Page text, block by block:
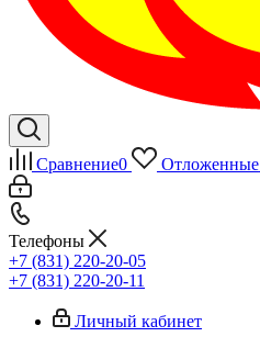
Сравнение0 Отложенные
Телефоны
+7 (831) 220-20-05
+7 (831) 220-20-11
Личный кабинет